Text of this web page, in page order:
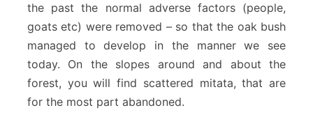
the past the normal adverse factors (people,
goats etc) were removed – so that the oak bush
managed to develop in the manner we see
today. On the slopes around and about the
forest, you will find scattered mitata, that are
for the most part abandoned.